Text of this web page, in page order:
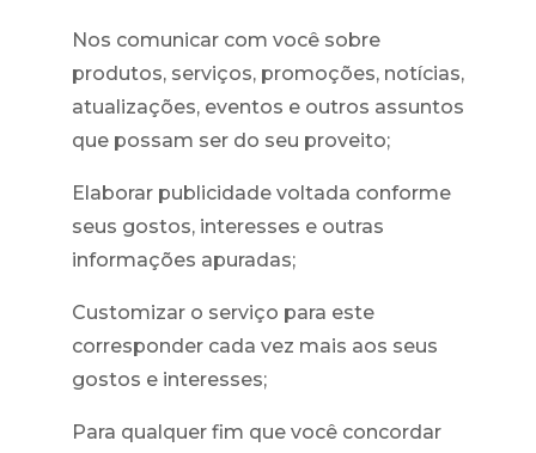
Nos comunicar com você sobre
produtos, serviços, promoções, notícias,
atualizações, eventos e outros assuntos
que possam ser do seu proveito;
Elaborar publicidade voltada conforme
seus gostos, interesses e outras
informações apuradas;
Customizar o serviço para este
corresponder cada vez mais aos seus
gostos e interesses;
Para qualquer fim que você concordar